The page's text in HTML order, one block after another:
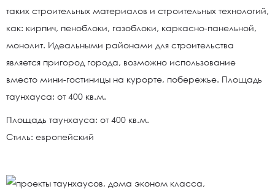
таких строительных материалов и строительных технологий,
как: кирпич, пеноблоки, газоблоки, каркасно-панельной,
монолит. Идеальными районами для строительства
является пригород города, возможно использование
вместо мини-гостиницы на курорте, побережье. Площадь
таунхауса: от 400 кв.м.
Площадь таунхауса: от 400 кв.м.
Стиль: европейский